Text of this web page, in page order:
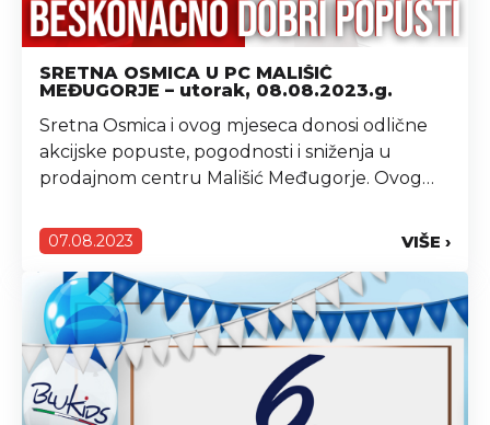
SRETNA OSMICA U PC MALIŠIĆ
MEĐUGORJE – utorak, 08.08.2023.g.
Sretna Osmica i ovog mjeseca donosi odlične
akcijske popuste, pogodnosti i sniženja u
prodajnom centru Mališić Međugorje. Ovog
shopping dan i Sretna Osmica u PC Mališić.
Popusti koji Vas očekuju : ☑ NAMJEŠTAJ
MALIŠIĆ ➡18 % na kompletan izložbeni
asortiman ☑CM COSMETIC MARKET...
07.08.2023 VIŠE ›